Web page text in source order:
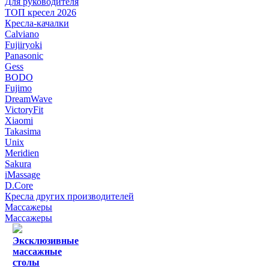
ТОП кресел 2026
Кресла-качалки
Calviano
Fujiiryoki
Panasonic
Gess
BODO
Fujimo
DreamWave
VictoryFit
Xiaomi
Takasima
Unix
Meridien
Sakura
iMassage
D.Core
Кресла других производителей
Массажеры
Массажеры
Эксклюзивные
массажные
столы